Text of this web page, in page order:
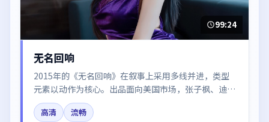
99:24
无名回响
2015年的《无名回响》在叙事上采用多线并进，类型
元素以动作为核心。出品面向美国市场，张子枫、迪丽
热巴、胡歌、汤唯、周冬雨所饰角色推动关键反转，结
尾留白引发讨论。
高清
流畅